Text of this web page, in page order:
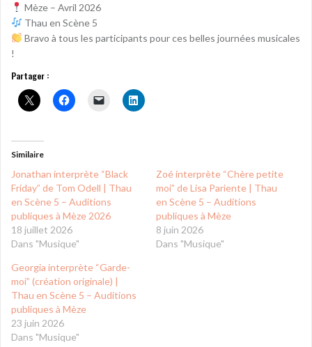
Mèze – Avril 2026
Thau en Scène 5
Bravo à tous les participants pour ces belles journées musicales
!
Partager :
Similaire
Jonathan interprète “Black
Friday” de Tom Odell | Thau
en Scène 5 – Auditions
publiques à Mèze 2026
18 juillet 2026
Dans "Musique"
Zoé interprète “Chère petite
moi” de Lisa Pariente | Thau
en Scène 5 – Auditions
publiques à Mèze
8 juin 2026
Dans "Musique"
Georgia interprète “Garde-
moi” (création originale) |
Thau en Scène 5 – Auditions
publiques à Mèze
23 juin 2026
Dans "Musique"